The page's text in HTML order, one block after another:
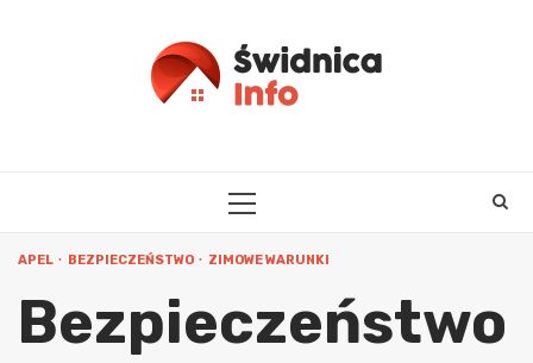
PRIMARY
APEL BEZPIECZEŃSTWO ZIMOWE WARUNKI
Bezpieczeństwo